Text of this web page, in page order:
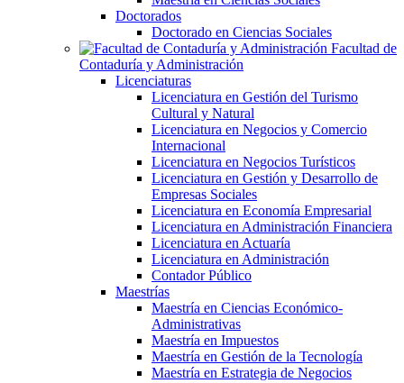
Doctorados
Doctorado en Ciencias Sociales
Facultad de
Contaduría y Administración
Licenciaturas
Licenciatura en Gestión del Turismo
Cultural y Natural
Licenciatura en Negocios y Comercio
Internacional
Licenciatura en Negocios Turísticos
Licenciatura en Gestión y Desarrollo de
Empresas Sociales
Licenciatura en Economía Empresarial
Licenciatura en Administración Financiera
Licenciatura en Actuaría
Licenciatura en Administración
Contador Público
Maestrías
Maestría en Ciencias Económico-
Administrativas
Maestría en Impuestos
Maestría en Gestión de la Tecnología
Maestría en Estrategia de Negocios